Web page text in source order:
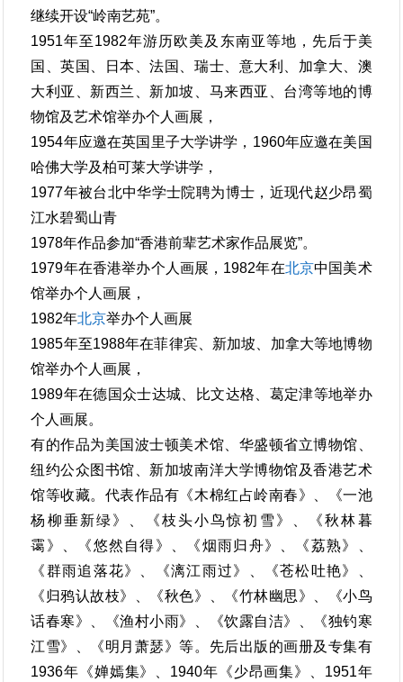
继续开设“岭南艺苑”。
1951年至1982年游历欧美及东南亚等地，先后于美
国、英国、日本、法国、瑞士、意大利、加拿大、澳
大利亚、新西兰、新加坡、马来西亚、台湾等地的博
物馆及艺术馆举办个人画展，
1954年应邀在英国里子大学讲学，1960年应邀在美国
哈佛大学及柏可莱大学讲学，
1977年被台北中华学士院聘为博士，近现代赵少昂蜀
江水碧蜀山青
1978年作品参加“香港前辈艺术家作品展览”。
1979年在香港举办个人画展，1982年在北京中国美术
馆举办个人画展，
1982年北京举办个人画展
1985年至1988年在菲律宾、新加坡、加拿大等地博物
馆举办个人画展，
1989年在德国众士达城、比文达格、葛定津等地举办
个人画展。
有的作品为美国波士顿美术馆、华盛顿省立博物馆、
纽约公众图书馆、新加坡南洋大学博物馆及香港艺术
馆等收藏。代表作品有《木棉红占岭南春》、《一池
杨柳垂新绿》、《枝头小鸟惊初雪》、《秋林暮
霭》、《悠然自得》、《烟雨归舟》、《荔熟》、
《群雨追落花》、《漓江雨过》、《苍松吐艳》、
《归鸦认故枝》、《秋色》、《竹林幽思》、《小鸟
话春寒》、《渔村小雨》、《饮露自洁》、《独钓寒
江雪》、《明月萧瑟》等。先后出版的画册及专集有
1936年《婵嫣集》、1940年《少昂画集》、1951年